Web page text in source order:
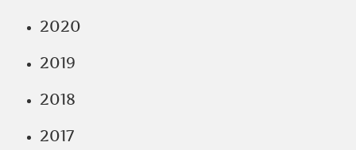
2020
2019
2018
2017